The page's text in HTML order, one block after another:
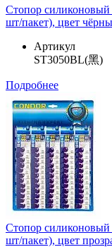
Стопор силиконовый
шт/пакет), цвет
Артикул
ST3050BL(黑)
Подробнее
Стопор силиконовый
шт/пакет), цвет